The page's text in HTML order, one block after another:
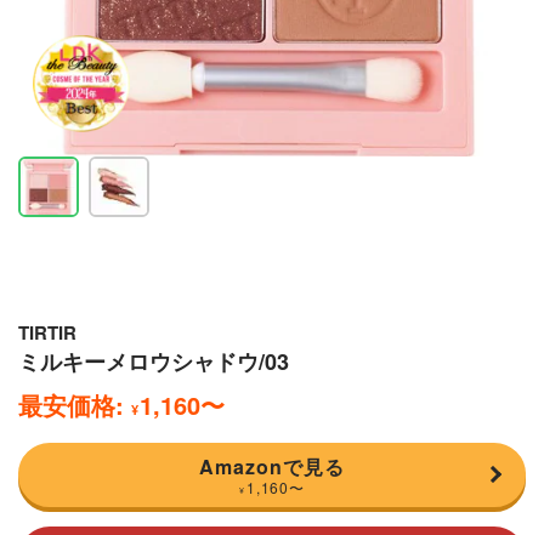
TIRTIR
ミルキーメロウシャドウ/03
最安価格: ¥1,160〜
Amazonで見る
¥ 1,160〜